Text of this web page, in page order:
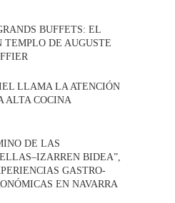
BUFFETS: EL
TEMPLO DE AUGUSTE
LLAMA LA ATENCIÓN
ALTA COCINA
DE LAS
BIDEA”,
GASTRO-
EN NAVARRA